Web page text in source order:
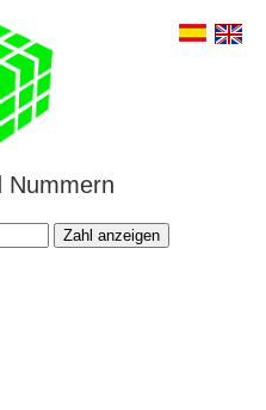
Nummern
Zahl anzeigen